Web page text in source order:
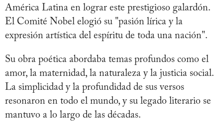
América Latina en lograr este prestigioso galardón.
El Comité Nobel elogió su "pasión lírica y la
expresión artística del espíritu de toda una nación".
Su obra poética abordaba temas profundos como el
amor, la maternidad, la naturaleza y la justicia social.
La simplicidad y la profundidad de sus versos
resonaron en todo el mundo, y su legado literario se
mantuvo a lo largo de las décadas.